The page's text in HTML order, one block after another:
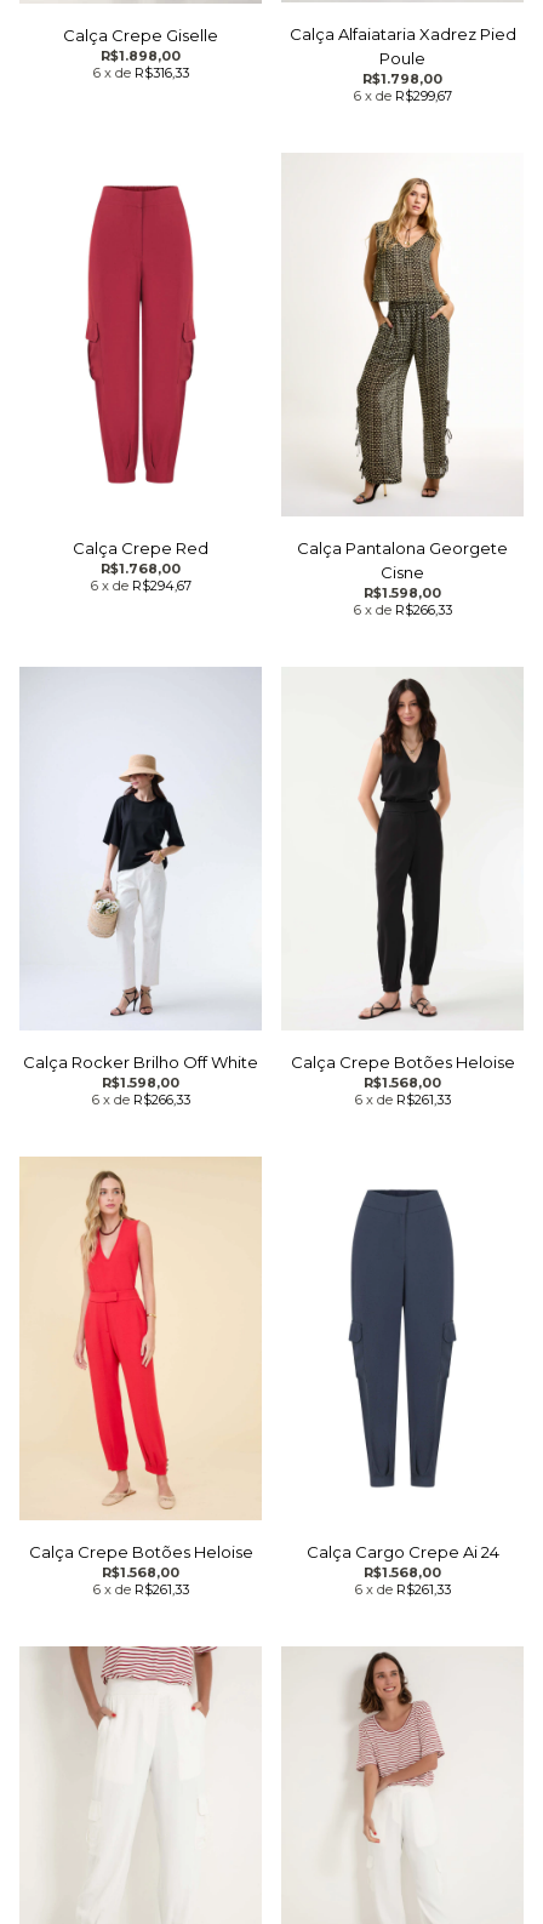
Calça Crepe Giselle
R$1.898,00
6 x de R$316,33
Calça Alfaiataria Xadrez Pied
Poule
R$1.798,00
6 x de R$299,67
Calça Crepe Red
R$1.768,00
6 x de R$294,67
Calça Pantalona Georgete
Cisne
R$1.598,00
6 x de R$266,33
Calça Rocker Brilho Off White
R$1.598,00
6 x de R$266,33
Calça Crepe Botões Heloise
R$1.568,00
6 x de R$261,33
Calça Crepe Botões Heloise
R$1.568,00
6 x de R$261,33
Calça Cargo Crepe Ai 24
R$1.568,00
6 x de R$261,33